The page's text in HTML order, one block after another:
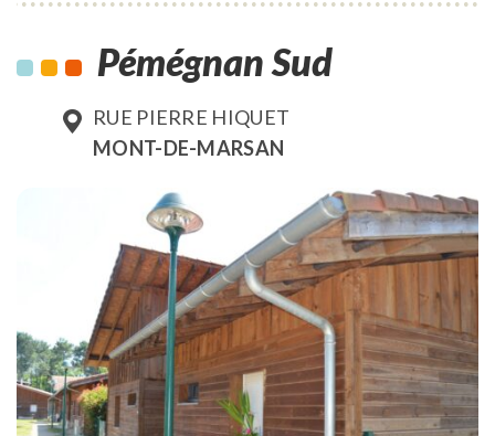
Pémégnan Sud
RUE PIERRE HIQUET
MONT-DE-MARSAN